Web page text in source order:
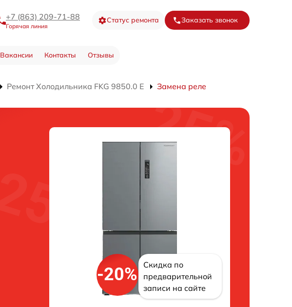
+7 (863) 209-71-88
Горячая линия
Статус ремонта Заказать звонок
Вакансии Контакты Отзывы
Ремонт Холодильника FKG 9850.0 E Замена реле
-20%
Скидка по
предварительной
записи на сайте